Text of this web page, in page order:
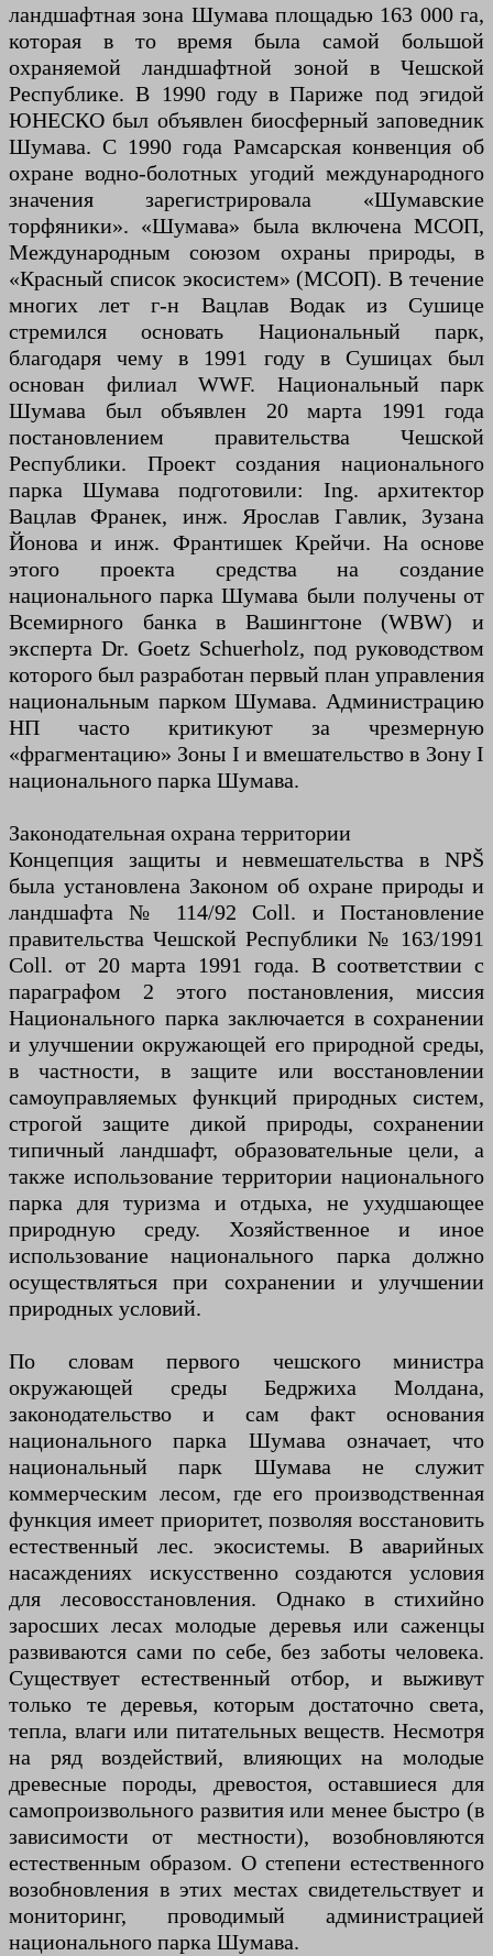
ландшафтная зона Шумава площадью 163 000 га,
которая в то время была самой большой
охраняемой ландшафтной зоной в Чешской
Республике. В 1990 году в Париже под эгидой
ЮНЕСКО был объявлен биосферный заповедник
Шумава. С 1990 года Рамсарская конвенция об
охране водно-болотных угодий международного
значения зарегистрировала «Шумавские
торфяники». «Шумава» была включена МСОП,
Международным союзом охраны природы, в
«Красный список экосистем» (МСОП). В течение
многих лет г-н Вацлав Водак из Сушице
стремился основать Национальный парк,
благодаря чему в 1991 году в Сушицах был
основан филиал WWF. Национальный парк
Шумава был объявлен 20 марта 1991 года
постановлением правительства Чешской
Республики. Проект создания национального
парка Шумава подготовили: Ing. архитектор
Вацлав Франек, инж. Ярослав Гавлик, Зузана
Йонова и инж. Франтишек Крейчи. На основе
этого проекта средства на создание
национального парка Шумава были получены от
Всемирного банка в Вашингтоне (WBW) и
эксперта Dr. Goetz Schuerholz, под руководством
которого был разработан первый план управления
национальным парком Шумава. Администрацию
НП часто критикуют за чрезмерную
«фрагментацию» Зоны I и вмешательство в Зону I
национального парка Шумава.
Законодательная охрана территории
Концепция защиты и невмешательства в NPŠ
была установлена ​​Законом об охране природы и
ландшафта № 114/92 Coll. и Постановление
правительства Чешской Республики № 163/1991
Coll. от 20 марта 1991 года. В соответствии с
параграфом 2 этого постановления, миссия
Национального парка заключается в сохранении
и улучшении окружающей его природной среды,
в частности, в защите или восстановлении
самоуправляемых функций природных систем,
строгой защите дикой природы, сохранении
типичный ландшафт, образовательные цели, а
также использование территории национального
парка для туризма и отдыха, не ухудшающее
природную среду. Хозяйственное и иное
использование национального парка должно
осуществляться при сохранении и улучшении
природных условий.
По словам первого чешского министра
окружающей среды Бедржиха Молдана,
законодательство и сам факт основания
национального парка Шумава означает, что
национальный парк Шумава не служит
коммерческим лесом, где его производственная
функция имеет приоритет, позволяя восстановить
естественный лес. экосистемы. В аварийных
насаждениях искусственно создаются условия
для лесовосстановления. Однако в стихийно
заросших лесах молодые деревья или саженцы
развиваются сами по себе, без заботы человека.
Существует естественный отбор, и выживут
только те деревья, которым достаточно света,
тепла, влаги или питательных веществ. Несмотря
на ряд воздействий, влияющих на молодые
древесные породы, древостоя, оставшиеся для
самопроизвольного развития или менее быстро (в
зависимости от местности), возобновляются
естественным образом. О степени естественного
возобновления в этих местах свидетельствует и
мониторинг, проводимый администрацией
национального парка Шумава.